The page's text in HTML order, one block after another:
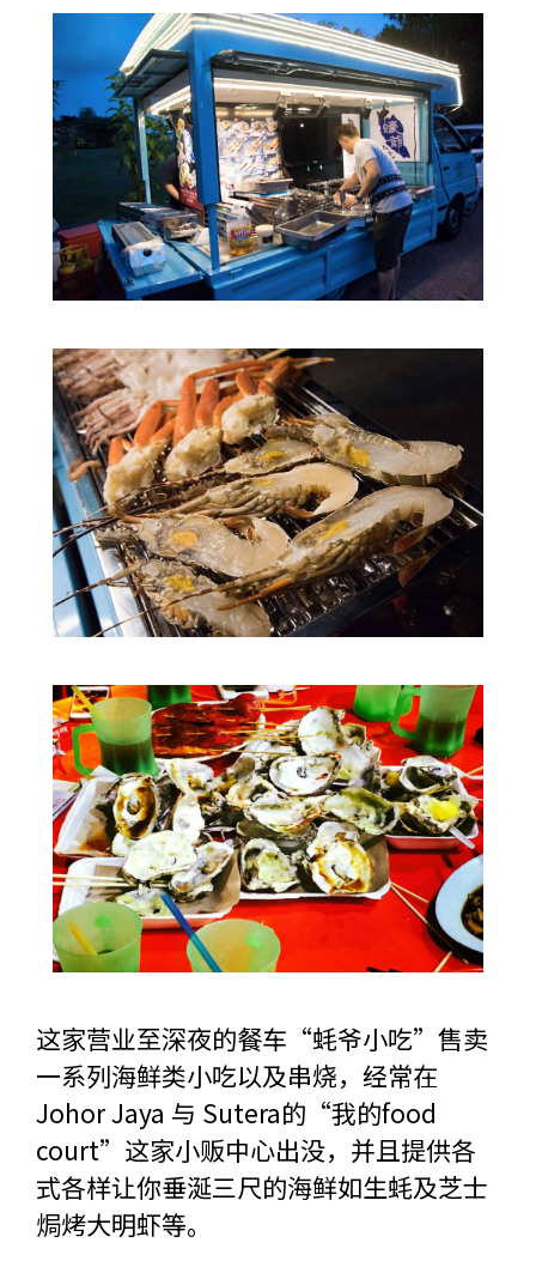
这家营业至深夜的餐车“蚝爷小吃”售卖
一系列海鲜类小吃以及串烧，经常在
Johor Jaya 与 Sutera的“我的food
court”这家小贩中心出没，并且提供各
式各样让你垂涎三尺的海鲜如生蚝及芝士
焗烤大明虾等。